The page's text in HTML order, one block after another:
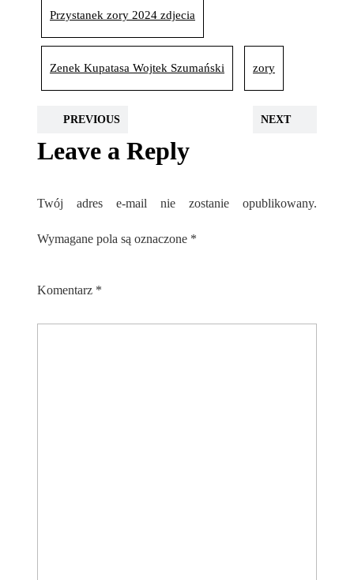
Przystanek zory 2024 zdjecia
Zenek Kupatasa Wojtek Szumański zory
PREVIOUS NEXT
Leave a Reply
Twój adres e-mail nie zostanie opublikowany.
Wymagane pola są oznaczone *
Komentarz *